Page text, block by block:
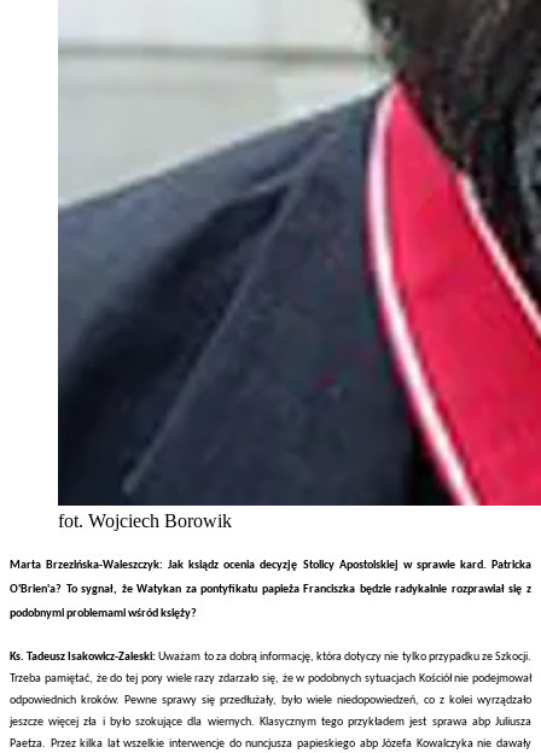
fot. Wojciech Borowik
Marta Brzezińska-Waleszczyk: Jak ksiądz ocenia decyzję Stolicy Apostolskiej w sprawie kard. Patricka
O'Brien'a? To sygnał, że Watykan za pontyfikatu papieża Franciszka będzie radykalnie rozprawiał się z
podobnymi problemami wśród księży?
Ks. Tadeusz Isakowicz-Zaleski: Uważam to za dobrą informację, która dotyczy nie tylko przypadku ze Szkocji.
Trzeba pamiętać, że do tej pory wiele razy zdarzało się, że w podobnych sytuacjach Kościół nie podejmował
odpowiednich kroków. Pewne sprawy się przedłużały, było wiele niedopowiedzeń, co z kolei wyrządzało
jeszcze więcej zła i było szokujące dla wiernych. Klasycznym tego przykładem jest sprawa abp Juliusza
Paetza. Przez kilka lat wszelkie interwencje do nuncjusza papieskiego abp Józefa Kowalczyka nie dawały